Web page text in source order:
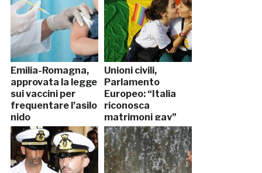
Emilia-Romagna,
approvata la legge
sui vaccini per
frequentare l’asilo
nido
Unioni civili,
Parlamento
Europeo: “Italia
riconosca
matrimoni gay”